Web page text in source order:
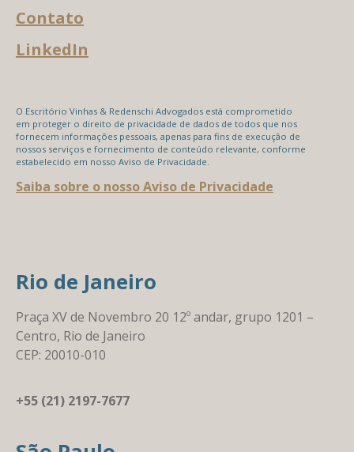
Contato
LinkedIn
O Escritório Vinhas & Redenschi Advogados está comprometido
em proteger o direito de privacidade de dados de todos que nos
fornecem informações pessoais, apenas para fins de execução de
nossos serviços e fornecimento de conteúdo relevante, conforme
estabelecido em nosso Aviso de Privacidade.
Saiba sobre o nosso Aviso de Privacidade
Rio de Janeiro
Praça XV de Novembro 20 12º andar, grupo 1201 –
Centro, Rio de Janeiro
CEP: 20010-010
+55 (21) 2197-7677